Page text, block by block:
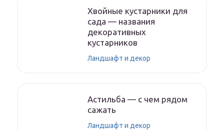
Хвойные кустарники для
сада — названия
декоративных
кустарников
Ландшафт и декор
Астильба — с чем рядом
сажать
Ландшафт и декор